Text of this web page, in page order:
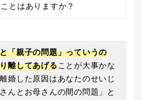
とはありますか？
「親子の問題」っていうの
離してあげることが大事かな
婚した原因はあなたのせいじ
んとお母さんの間の問題」と